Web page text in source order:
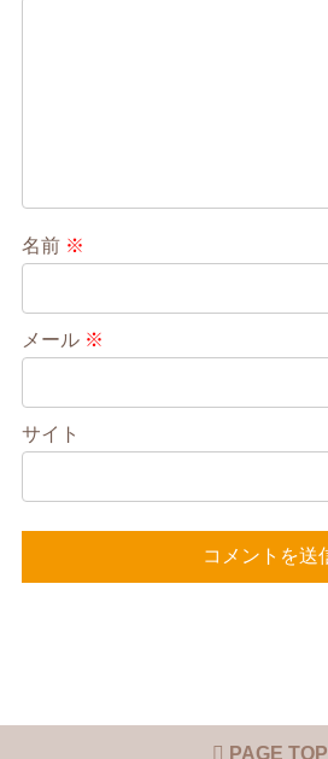
名前 ※
メール ※
サイト
PAGE TOP